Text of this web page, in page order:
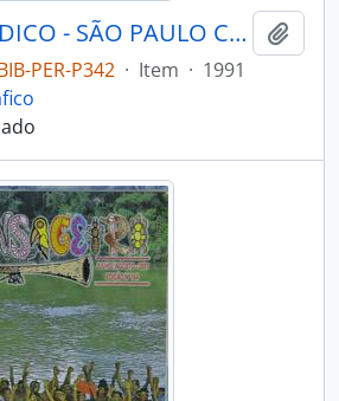
INFORME JURÍDICO - SÃO PAULO COMISSÃO PRÓ-ÍNDIO DE SÃO PAULO - DEPARTAMENTO JURÍDICO - 1991 - Nº16
PER-P342 · Item · 1991